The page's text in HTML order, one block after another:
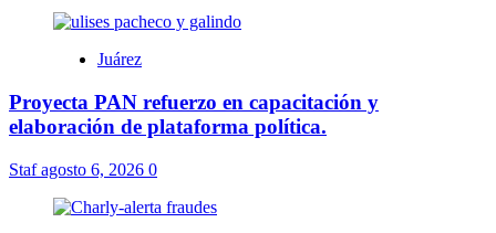
Juárez
Proyecta PAN refuerzo en capacitación y
elaboración de plataforma política.
Stafagosto 6, 2026 0